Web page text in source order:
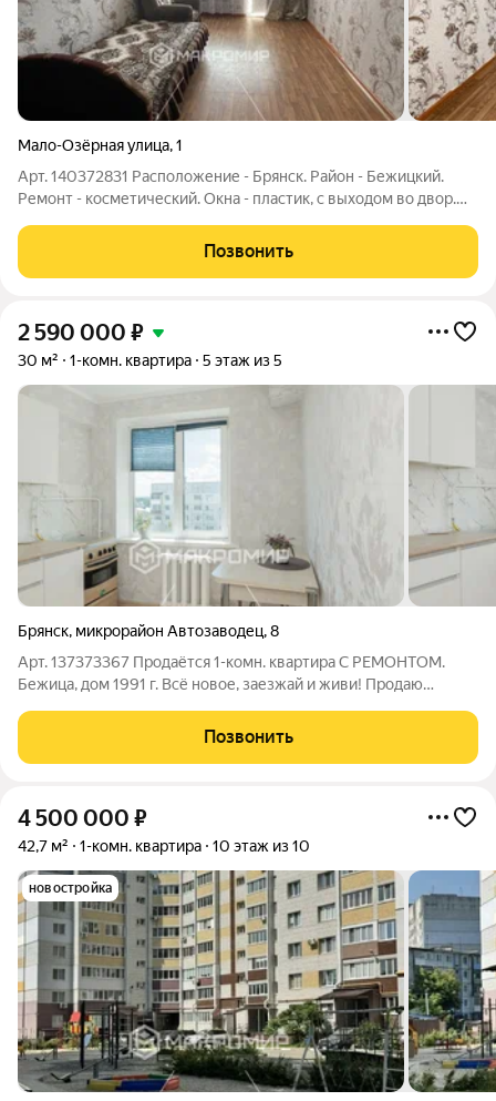
Мало-Озёрная улица,1
Арт. 140372831 Расположение - Брянск. Район - Бежицкий.
Ремонт - косметический. Окна - пластик, с выходом во двор.
Обременения - нет. Долги - нет. Способ расчёта - любой. Выход
на сделку -
Позвонить
2 590 000 ₽
30 м² 1-комн. квартира 5 этаж из 5
Брянск, микрорайон Автозаводец,8
Арт. 137373367 Продаётся 1-комн. квартира С РЕМОНТОМ.
Бежица, дом 1991 г. Всё новое, заезжай и живи! Продаю
Полностью выполнен капитальный ремонт "под ключ",
который избавит вас от головной боли на
Позвонить
4 500 000 ₽
42,7 м² 1-комн. квартира 10 этаж из 10
новостройка